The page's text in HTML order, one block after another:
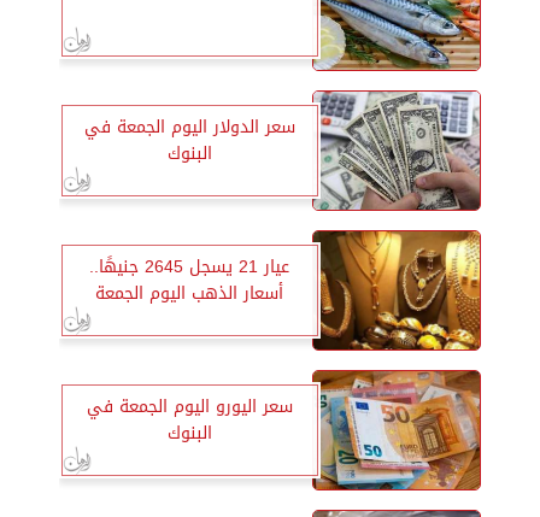
سعر الدولار اليوم الجمعة في
البنوك
عيار 21 يسجل 2645 جنيهًا..
أسعار الذهب اليوم الجمعة
سعر اليورو اليوم الجمعة في
البنوك